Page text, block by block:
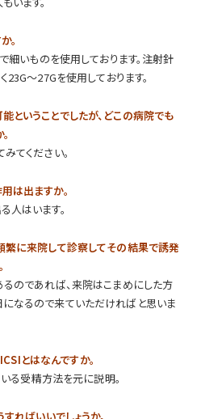
。
いものを使用しております。注射針
～27Gを使用しております。
いうことでしたが、どこの病院でも
てください。
は出ますか。
はいます。
に来院して診察してその結果で誘発
のであれば、来院はこまめにした方
なるので来ていただければと思いま
とはなんですか。
る受精方法を元に説明。